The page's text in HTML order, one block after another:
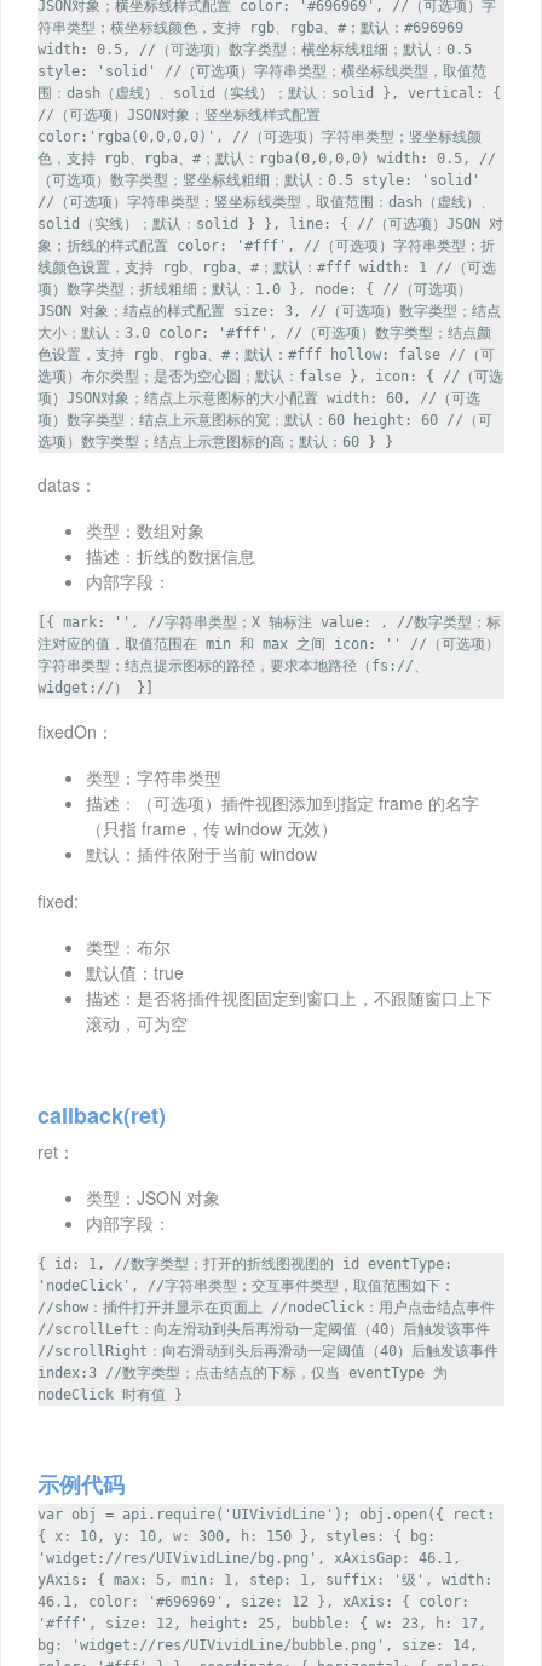
JSON对象；横坐标线样式配置 color: '#696969', //（可选项）字
符串类型；横坐标线颜色，支持 rgb、rgba、#；默认：#696969
width: 0.5, //（可选项）数字类型；横坐标线粗细；默认：0.5
style: 'solid' //（可选项）字符串类型；横坐标线类型，取值范
围：dash（虚线）、solid（实线）；默认：solid }, vertical: {
//（可选项）JSON对象；竖坐标线样式配置
color:'rgba(0,0,0,0)', //（可选项）字符串类型；竖坐标线颜
色，支持 rgb、rgba、#；默认：rgba(0,0,0,0) width: 0.5, //
（可选项）数字类型；竖坐标线粗细；默认：0.5 style: 'solid'
//（可选项）字符串类型；竖坐标线类型，取值范围：dash（虚线）、
solid（实线）；默认：solid } }, line: { //（可选项）JSON 对
象；折线的样式配置 color: '#fff', //（可选项）字符串类型；折
线颜色设置，支持 rgb、rgba、#；默认：#fff width: 1 //（可选
项）数字类型；折线粗细；默认：1.0 }, node: { //（可选项）
JSON 对象；结点的样式配置 size: 3, //（可选项）数字类型；结点
大小；默认：3.0 color: '#fff', //（可选项）数字类型；结点颜
色设置，支持 rgb、rgba、#；默认：#fff hollow: false //（可
选项）布尔类型；是否为空心圆；默认：false }, icon: { //（可选
项）JSON对象；结点上示意图标的大小配置 width: 60, //（可选
项）数字类型；结点上示意图标的宽；默认：60 height: 60 //（可
选项）数字类型；结点上示意图标的高；默认：60 } }
datas：
类型：数组对象
描述：折线的数据信息
内部字段：
[{ mark: '', //字符串类型；X 轴标注 value: , //数字类型；标
注对应的值，取值范围在 min 和 max 之间 icon: '' //（可选项）
字符串类型；结点提示图标的路径，要求本地路径（fs://、
widget://） }]
fixedOn：
类型：字符串类型
描述：（可选项）插件视图添加到指定 frame 的名字
（只指 frame，传 window 无效）
默认：插件依附于当前 window
fixed:
类型：布尔
默认值：true
描述：是否将插件视图固定到窗口上，不跟随窗口上下
滚动，可为空
callback(ret)
ret：
类型：JSON 对象
内部字段：
{ id: 1, //数字类型；打开的折线图视图的 id eventType:
'nodeClick', //字符串类型；交互事件类型，取值范围如下：
//show：插件打开并显示在页面上 //nodeClick：用户点击结点事件
//scrollLeft：向左滑动到头后再滑动一定阈值（40）后触发该事件
//scrollRight：向右滑动到头后再滑动一定阈值（40）后触发该事件
index:3 //数字类型；点击结点的下标，仅当 eventType 为
nodeClick 时有值 }
示例代码
var obj = api.require('UIVividLine'); obj.open({ rect:
{ x: 10, y: 10, w: 300, h: 150 }, styles: { bg:
'widget://res/UIVividLine/bg.png', xAxisGap: 46.1,
yAxis: { max: 5, min: 1, step: 1, suffix: '级', width:
46.1, color: '#696969', size: 12 }, xAxis: { color:
'#fff', size: 12, height: 25, bubble: { w: 23, h: 17,
bg: 'widget://res/UIVividLine/bubble.png', size: 14,